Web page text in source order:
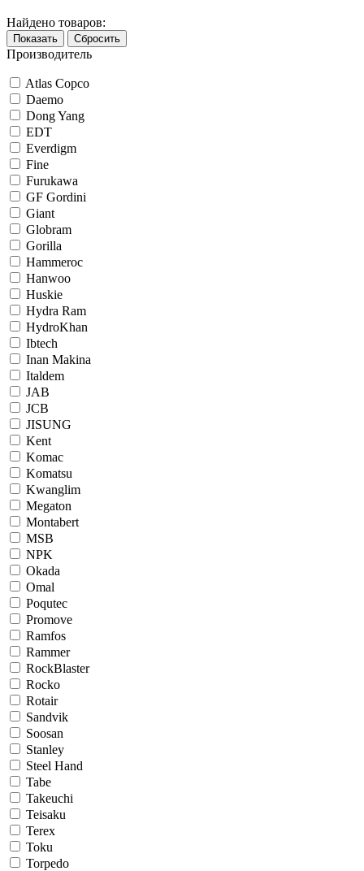
Найдено товаров:
Показать Сбросить
Производитель
Atlas Copco
Daemo
Dong Yang
EDT
Everdigm
Fine
Furukawa
GF Gordini
Giant
Globram
Gorilla
Hammeroc
Hanwoo
Huskie
Hydra Ram
HydroKhan
Ibtech
Inan Makina
Italdem
JAB
JCB
JISUNG
Kent
Komac
Komatsu
Kwanglim
Megaton
Montabert
MSB
NPK
Okada
Omal
Poqutec
Promove
Ramfos
Rammer
RockBlaster
Rocko
Rotair
Sandvik
Soosan
Stanley
Steel Hand
Tabe
Takeuchi
Teisaku
Terex
Toku
Torpedo